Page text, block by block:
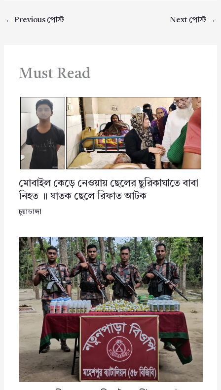
← Previous পোস্ট Next পোস্ট →
Must Read
মোবাইল কেড়ে নেওয়ায় ছেলের ছুরিকাঘাতে বাবা
নিহত ॥ ঘাতক ছেলে রিফাত আটক
চুয়াডাঙ্গা